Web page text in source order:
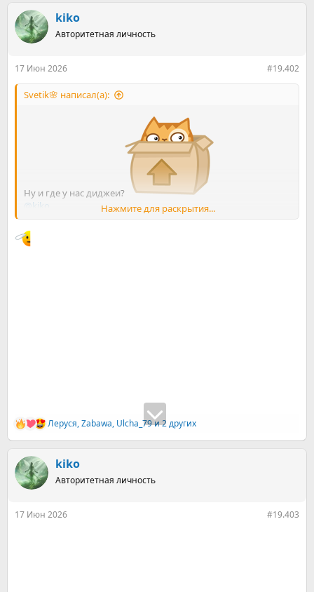
к
ц
и
kiko
Авторитетная личность
17 Июн 2026 #19.402
Svetik🌸 написал(а):
Ну и где у нас диджеи?
@kiko
@Ghost Silhouette
Диско то будет в честь выпускного ?
Нажмите для раскрытия...
Р
е
к
ц
и
Леруся,Zabawa, Ulcha_79и 2 других
kiko
Авторитетная личность
17 Июн 2026 #19.403